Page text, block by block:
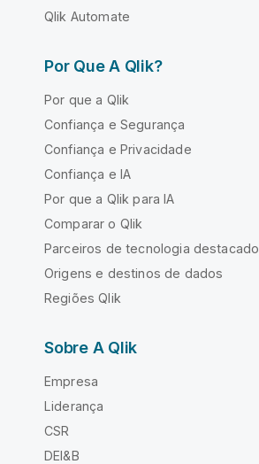
Qlik Automate
Por Que A Qlik?
Por que a Qlik
Confiança e Segurança
Confiança e Privacidade
Confiança e IA
Por que a Qlik para IA
Comparar o Qlik
Parceiros de tecnologia
Origens e destinos de dados
Regiões Qlik
Sobre A Qlik
Empresa
Liderança
CSR
DEI&B